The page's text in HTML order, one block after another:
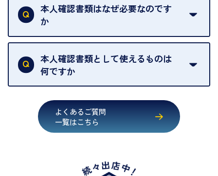
出張買取のお品物は、8日間保管しております。
取の場合は1点あたり数分程度が目安です。大量の
お品物の場合は、お時間をいただくことがございま
本人確認書類はなぜ必要なのです
か
買取店は古物営業法により、お客様のご本人確認を
行うことが義務付けられています。安心してお取引
いただくためにも、ご協力をお願いいたします。
本人確認書類として使えるものは
何ですか
・健康保険証確認書
・マイナンバーカード
・在留カード
・旧パスポート
よくあるご質問
一覧はこちら